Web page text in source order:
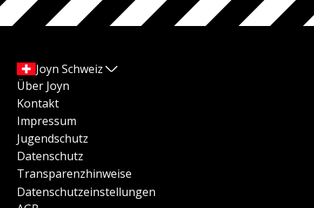
Joyn Schweiz
Über Joyn
Kontakt
Impressum
Jugendschutz
Datenschutz
Transparenzhinweise
Datenschutzeinstellungen